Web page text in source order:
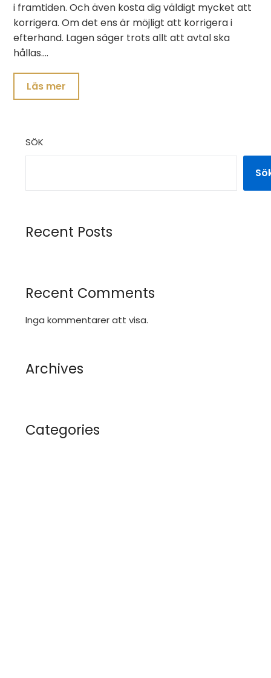
i framtiden. Och även kosta dig väldigt mycket att
korrigera. Om det ens är möjligt att korrigera i
efterhand. Lagen säger trots allt att avtal ska
hållas.…
Läs mer
SÖK
Recent Posts
Recent Comments
Inga kommentarer att visa.
Archives
Categories